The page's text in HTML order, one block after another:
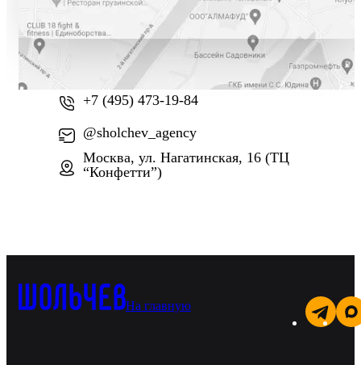
+7 (800) 777-61-74
+7 (495) 473-19-84
@sholchev_agency
Москва, ул. Нагатинская, 16 (ТЦ
“Конфетти”)
На главную